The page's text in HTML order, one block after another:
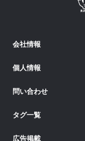
会社情報
個人情報
問い合わせ
タグ一覧
広告掲載